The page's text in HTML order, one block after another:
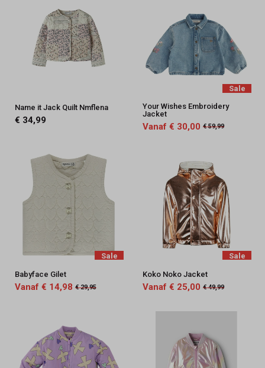
Name it Jack Quilt Nmflena
€ 34,99
Sale
Your Wishes Embroidery
Jacket
Vanaf € 30,00 € 59,99
Sale
Babyface Gilet
Vanaf € 14,98 € 29,95
Sale
Koko Noko Jacket
Vanaf € 25,00 € 49,99